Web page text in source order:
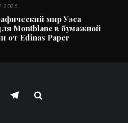
мир Уэса
Montblanc в бумажной
от Edinas Paper